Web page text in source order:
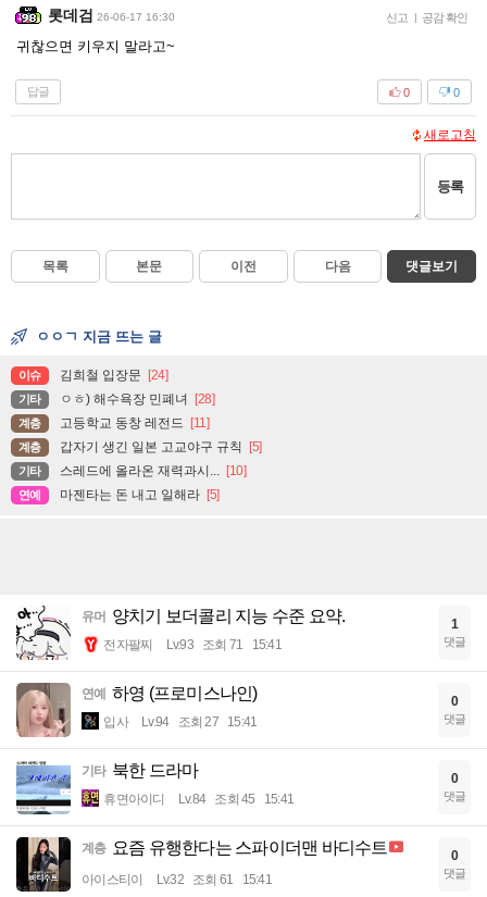
롯데검 26-06-17 16:30 신고 | 공감 확인
귀찮으면 키우지 말라고~
답글 0
0
새로고침
등록
목록 본문 이전 다음 댓글보기
ㅇㅇㄱ 지금 뜨는 글
이슈 김희철 입장문 [24]
기타 ㅇㅎ) 해수욕장 민폐녀 [28]
계층 고등학교 동창 레전드 [11]
계층 갑자기 생긴 일본 고교야구 규칙 [5]
기타 스레드에 올라온 재력과시... [10]
연예 마젠타는 돈 내고 일해라 [5]
유머 양치기 보더콜리 지능 수준 요약.
전자팔찌 Lv.93 조회 71 15:41
1
댓글
연예 하영 (프로미스나인)
입사 Lv.94 조회 27 15:41
0
댓글
기타 북한 드라마
휴면아이디 Lv.84 조회 45 15:41
0
댓글
계층 요즘 유행한다는 스파이더맨 바디수트
아이스티이 Lv.32 조회 61 15:41
0
댓글